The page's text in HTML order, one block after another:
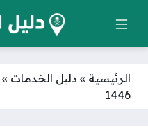
الرئيسية » دليل الخدمات »
1446